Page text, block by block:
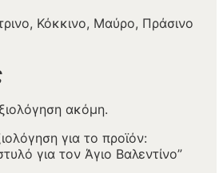
Κόκκινο, Μαύρο, Πράσινο
ακόμη.
για το προϊόν:
για τον Άγιο Βαλεντίνο”